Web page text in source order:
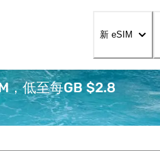
新 eSIM
，低至每GB $2.8